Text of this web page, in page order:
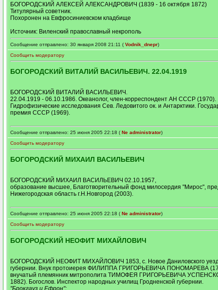
БОГОРОДСКИЙ АЛЕКСЕЙ АЛЕКСАНДРОВИЧ (1839 - 16 октября 1872)
Титулярный советник.
Похоронен на Евфросиниевском кладбище
Источник: Виленский православный некрополь
Сообщение отправлено: 30 января 2008 21:11 ( Vodnik_dnepr)
Сообщить модератору
БОГОРОДСКИЙ ВИТАЛИЙ ВАСИЛЬЕВИЧ. 22.04.1919
БОГОРОДСКИЙ ВИТАЛИЙ ВАСИЛЬЕВИЧ.
22.04.1919 - 06.10.1986. Океанолог, член-корреспондент АН СССР (1970).
Гидрофизические исследования Сев. Ледовитого ок. и Антарктики.
премия СССР (1969).
Сообщение отправлено: 25 июня 2005 22:18 ( Ne administrator)
Сообщить модератору
БОГОРОДСКИЙ МИХАИЛ ВАСИЛЬЕВИЧ
БОГОРОДСКИЙ МИХАИЛ ВАСИЛЬЕВИЧ 02.10.1957,
образование высшее, Благотворительный фонд милосердия "Мирос",
Нижегородская область г.Н.Новгород (2003).
Сообщение отправлено: 25 июня 2005 22:18 ( Ne administrator)
Сообщить модератору
БОГОРОДСКИЙ НЕОФИТ МИХАЙЛОВИЧ
БОГОРОДСКИЙ НЕОФИТ МИХАЙЛОВИЧ 1853, с. Новое Даниловского
губернии. Внук протоиерея ФИЛИППА ГРИГОРЬЕВИЧА ПОНОМАРЕВА
внучатый племянник митрополита ТИМОФЕЯ ГРИГОРЬЕВИЧА
1882). Богослов. Инспектор народных училищ Гродненской губернии.
"Брокгауз и Ефрон":